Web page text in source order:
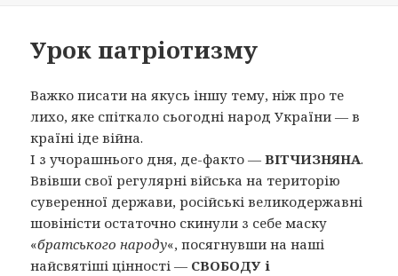
Урок патріотизму
Важко писати на якусь іншу тему, ніж про те
лихо, яке спіткало сьогодні народ України — в
країні іде війна.
І з учорашнього дня, де-факто —ВІТЧИЗНЯНА.
Ввівши свої регулярні війська на територію
суверенної держави, російські великодержавні
шовіністи остаточно скинули з себе маску
«братського народу«, посягнувши на наші
найсвятіші цінності — СВОБОДУ і